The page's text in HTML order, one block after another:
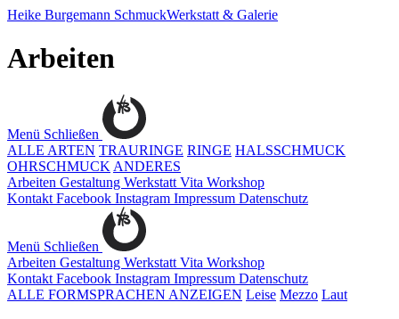
Heike Burgemann SchmuckWerkstatt & Galerie
Arbeiten
Menü Schließen
ALLE ARTEN TRAURINGE RINGE HALSSCHMUCK
OHRSCHMUCK ANDERES
Arbeiten Gestaltung Werkstatt Vita Workshop
Kontakt Facebook Instagram Impressum Datenschutz
Menü Schließen
Arbeiten Gestaltung Werkstatt Vita Workshop
Kontakt Facebook Instagram Impressum Datenschutz
ALLE FORMSPRACHEN ANZEIGEN Leise Mezzo Laut